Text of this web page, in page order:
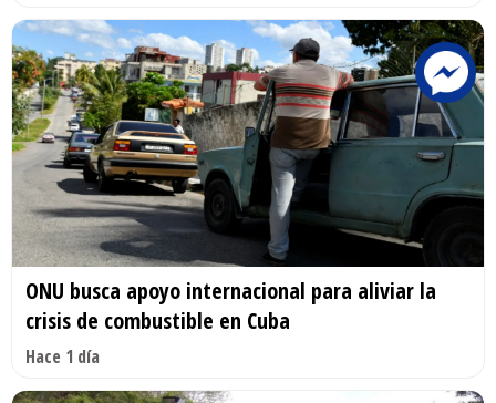
ONU busca apoyo internacional para aliviar la
crisis de combustible en Cuba
Hace 1 día